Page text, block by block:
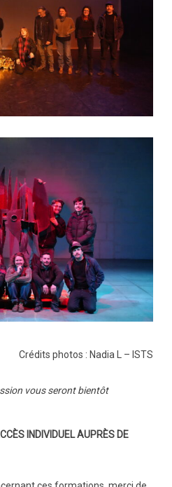
Crédits photos : Nadia L – ISTS
vous seront bientôt
INDIVIDUEL AUPRÈS DE